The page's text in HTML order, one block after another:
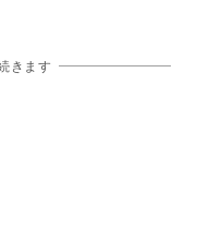
きます